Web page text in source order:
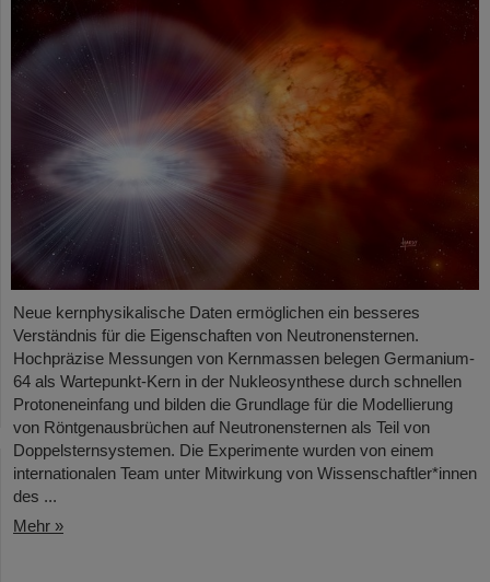
Neue kernphysikalische Daten ermöglichen ein besseres
Verständnis für die Eigenschaften von Neutronensternen.
Hochpräzise Messungen von Kernmassen belegen Germanium-
64 als Wartepunkt-Kern in der Nukleosynthese durch schnellen
Protoneneinfang und bilden die Grundlage für die Modellierung
von Röntgenausbrüchen auf Neutronensternen als Teil von
Doppelsternsystemen. Die Experimente wurden von einem
internationalen Team unter Mitwirkung von Wissenschaftler*innen
des ...
Mehr »